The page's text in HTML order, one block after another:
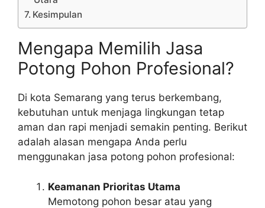
Kesimpulan
Mengapa Memilih Jasa
Potong Pohon Profesional?
Di kota Semarang yang terus berkembang,
kebutuhan untuk menjaga lingkungan tetap
aman dan rapi menjadi semakin penting. Berikut
adalah alasan mengapa Anda perlu
menggunakan jasa potong pohon profesional:
Keamanan Prioritas Utama
Memotong pohon besar atau yang